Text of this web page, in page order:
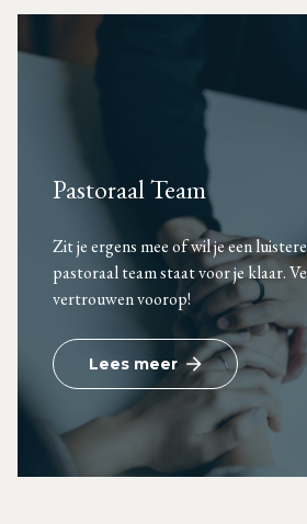
Pastoraal Team
Zit je ergens mee of wil je een
pastoraal team staat voor je klaar.
vertrouwen voorop!
Lees meer